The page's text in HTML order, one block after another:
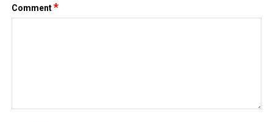
Comment*